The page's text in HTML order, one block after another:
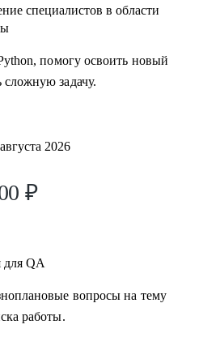
специалистов в области
помогу освоить новый
задачу.
2026
₽
для QA
вопросы на тему
работы.